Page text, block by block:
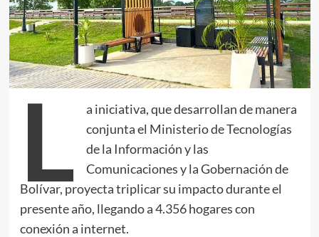
L
a iniciativa, que desarrollan de manera
conjunta el Ministerio de Tecnologías
de la Información y las
Comunicaciones y la Gobernación de
Bolívar, proyecta triplicar su impacto durante el
presente año, llegando a 4.356 hogares con
conexión a internet.